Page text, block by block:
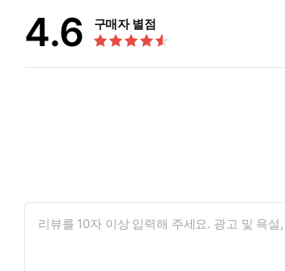
4.6 구매자 별점